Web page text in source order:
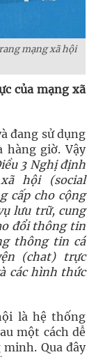
mạng xã hội
của mạng xã
đang sử dụng
hàng giờ. Vậy
3 Nghị định
hội (social
cấp cho cộng
lưu trữ, cung
đổi thông tin
thông tin cá
(chat) trực
các hình thức
là hệ thống
một cách dễ
Qua đây